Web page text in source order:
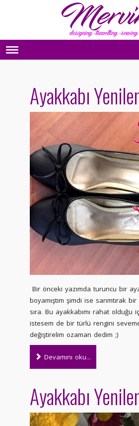
Ayakkabı
Bir önceki yazımda turuncu bir
boyamıştım şimdi ise sarımtırak
sıra. Bu ayakkabımı rahat olduğu
istesem de bir türlü rengini
değiştirelim ozaman dedim ;)
Devamını oku...
Ayakkabı